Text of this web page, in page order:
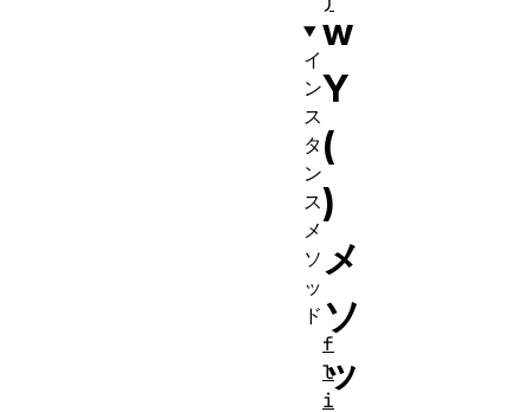
w
Y
(
)
メ
ソ
ッ
イ
ン
ス
タ
ン
ス
メ
ソ
ッ
ド
f
l
i